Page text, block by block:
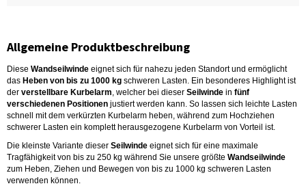
Allgemeine Produktbeschreibung
Diese Wandseilwinde eignet sich für nahezu jeden Standort und ermöglicht
das Heben von bis zu 1000 kg schweren Lasten. Ein besonderes Highlight ist
der verstellbare Kurbelarm, welcher bei dieser Seilwinde in fünf
verschiedenen Positionen justiert werden kann. So lassen sich leichte Lasten
schnell mit dem verkürzten Kurbelarm heben, während zum Hochziehen
schwerer Lasten ein komplett herausgezogene Kurbelarm von Vorteil ist.
Die kleinste Variante dieser Seilwinde eignet sich für eine maximale
Tragfähigkeit von bis zu 250 kg während Sie unsere größte Wandseilwinde
zum Heben, Ziehen und Bewegen von bis zu 1000 kg schweren Lasten
verwenden können.